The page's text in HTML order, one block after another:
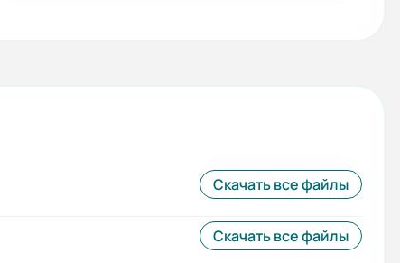
Скачать все файлы
Скачать все файлы